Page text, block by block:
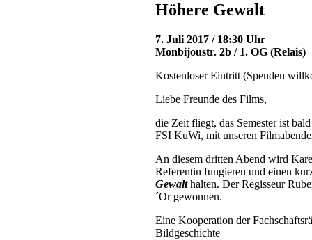
Höhere Gewalt
7. Juli 2017 / 18:30 Uhr
Monbijoustr. 2b / 1. OG (Relais)
Kostenloser Eintritt (Spenden
Liebe Freunde des Films,
die Zeit fliegt, das Semester ist
FSI KuWi, mit unseren
An diesem dritten Abend wird
Referentin fungieren und einen
Gewalthalten. Der Regisseur
´Or gewonnen.
Eine Kooperation der
Bildgeschichte